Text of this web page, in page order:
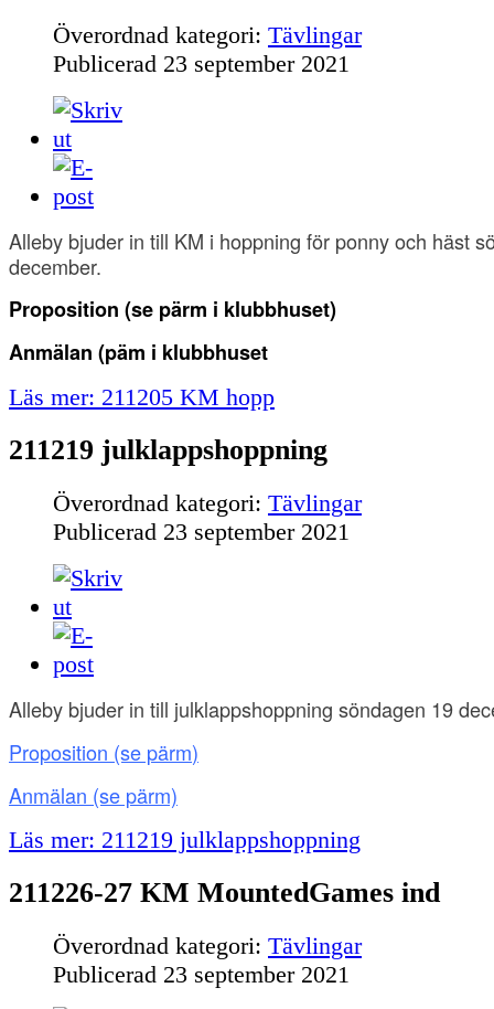
Överordnad kategori: Tävlingar
Publicerad 23 september 2021
Alleby bjuder in till KM i hoppning för ponny och häst
december.
Proposition (se pärm i klubbhuset)
Anmälan (päm i klubbhuset
Läs mer: 211205 KM hopp
211219 julklappshoppning
Överordnad kategori: Tävlingar
Publicerad 23 september 2021
Alleby bjuder in till julklappshoppning söndagen 19
Proposition (se pärm)
Anmälan (se pärm)
Läs mer: 211219 julklappshoppning
211226-27 KM MountedGames ind
Överordnad kategori: Tävlingar
Publicerad 23 september 2021